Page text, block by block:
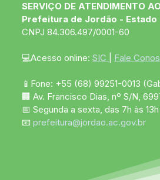
SERVIÇO DE ATENDIMENTO
Prefeitura de Jordão - Estado
CNPJ 84.306.497/0001-60
💻Acesso online: SIC Fale
📱Fone: +55 (68) 99251-0013
🏢 Av. Francisco Dias, nº S/N,
📅 Segunda a sexta, das 7h às
📧 prefeitura@jordao.ac.gov.br